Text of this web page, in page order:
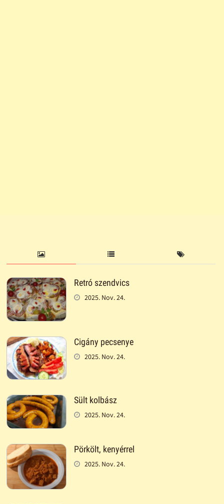
Retró szendvics
2025. Nov. 24.
Cigány pecsenye
2025. Nov. 24.
Sült kolbász
2025. Nov. 24.
Pörkölt, kenyérrel
2025. Nov. 24.